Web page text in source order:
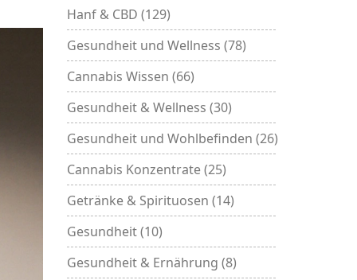
Hanf & CBD (129)
Gesundheit und Wellness (78)
Cannabis Wissen (66)
Gesundheit & Wellness (30)
Gesundheit und Wohlbefinden (26)
Cannabis Konzentrate(25)
Getränke & Spirituosen (14)
Gesundheit(10)
Gesundheit & Ernährung (8)